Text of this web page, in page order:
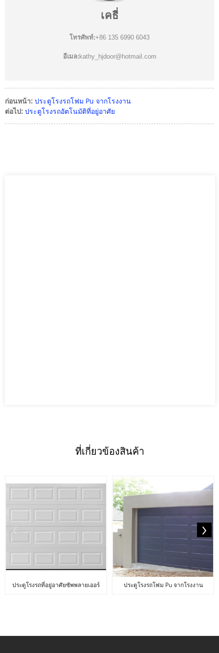
เคธี่
โทรศัพท์:+86 135 6990 6043
อีเมล:kathy_hjdoor@hotmail.com
ก่อนหน้า: ประตูโรงรถโฟม Pu จากโรงงาน
ต่อไป: ประตูโรงรถอัตโนมัติที่อยู่อาศัย
ที่เกี่ยวข้องสินค้า
ประตูโรงรถที่อยู่อาศัยซัพพลายเออร์
ประตูโรงรถโฟม Pu จากโรงงาน